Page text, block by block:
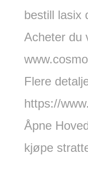
bestill lasix
Acheter du
Flere
https://
Åpne
kjøpe